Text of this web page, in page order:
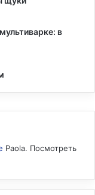
в
Paola. Посмотреть